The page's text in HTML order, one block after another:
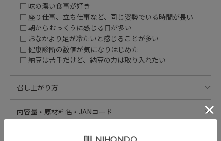
□ 味の濃い食事が好き
□ 座り仕事、立ち仕事など、同じ姿勢でいる時間が長い
□ 朝からおっくうに感じる日が多い
□ おなかより足が冷たいと感じることが多い
□ 健康診断の数値が気になりはじめた
□ 納豆は苦手だけど、納豆の力は取り入れたい
召し上がり方
りください。
内容量・原材料名・JANコード
栄養成分表示 3カプセル(930mg)当たり